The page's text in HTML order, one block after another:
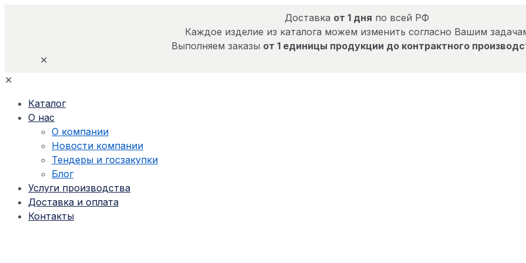
Доставка от 1 дня по всей РФ
Каждое изделие из каталога можем изменить согласно Вашим
Выполняем заказы от 1 единицы продукции до контрактного
✕
✕
Каталог
О нас
О компании
Новости компании
Тендеры и госзакупки
Блог
Услуги производства
Доставка и оплата
Контакты